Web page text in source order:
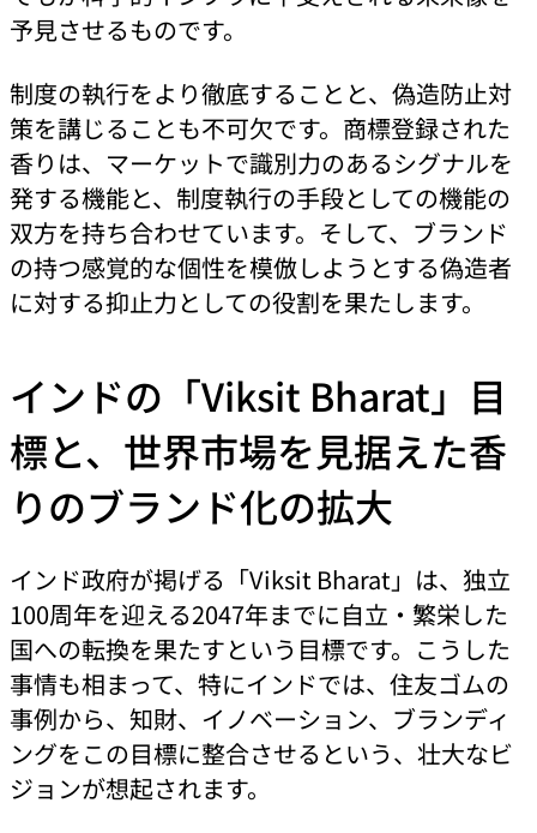
予見させるものです。
制度の執行をより徹底することと、偽造防止対
策を講じることも不可欠です。商標登録された
香りは、マーケットで識別力のあるシグナルを
発する機能と、制度執行の手段としての機能の
双方を持ち合わせています。そして、ブランド
の持つ感覚的な個性を模倣しようとする偽造者
に対する抑止力としての役割を果たします。
インドの「Viksit Bharat」目
標と、世界市場を見据えた香
りのブランド化の拡大
インド政府が掲げる「Viksit Bharat」は、独立
100周年を迎える2047年までに自立・繁栄した
国への転換を果たすという目標です。こうした
事情も相まって、特にインドでは、住友ゴムの
事例から、知財、イノベーション、ブランディ
ングをこの目標に整合させるという、壮大なビ
ジョンが想起されます。